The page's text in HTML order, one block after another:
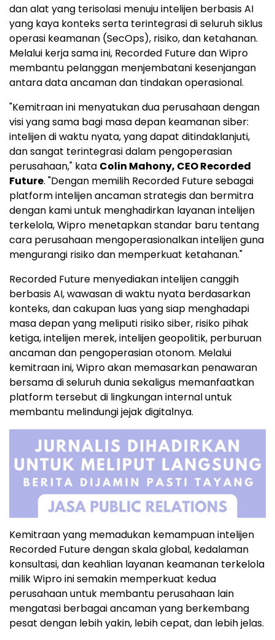
dan alat yang terisolasi menuju intelijen berbasis AI
yang kaya konteks serta terintegrasi di seluruh siklus
operasi keamanan (SecOps), risiko, dan ketahanan.
Melalui kerja sama ini, Recorded Future dan Wipro
membantu pelanggan menjembatani kesenjangan
antara data ancaman dan tindakan operasional.
"Kemitraan ini menyatukan dua perusahaan dengan
visi yang sama bagi masa depan keamanan siber:
intelijen di waktu nyata, yang dapat ditindaklanjuti,
dan sangat terintegrasi dalam pengoperasian
perusahaan," kata Colin Mahony, CEO Recorded
Future. "Dengan memilih Recorded Future sebagai
platform intelijen ancaman strategis dan bermitra
dengan kami untuk menghadirkan layanan intelijen
terkelola, Wipro menetapkan standar baru tentang
cara perusahaan mengoperasionalkan intelijen guna
mengurangi risiko dan memperkuat ketahanan."
Recorded Future menyediakan intelijen canggih
berbasis AI, wawasan di waktu nyata berdasarkan
konteks, dan cakupan luas yang siap menghadapi
masa depan yang meliputi risiko siber, risiko pihak
ketiga, intelijen merek, intelijen geopolitik, perburuan
ancaman dan pengoperasian otonom. Melalui
kemitraan ini, Wipro akan memasarkan penawaran
bersama di seluruh dunia sekaligus memanfaatkan
platform tersebut di lingkungan internal untuk
membantu melindungi jejak digitalnya.
Kemitraan yang memadukan kemampuan intelijen
Recorded Future dengan skala global, kedalaman
konsultasi, dan keahlian layanan keamanan terkelola
milik Wipro ini semakin memperkuat kedua
perusahaan untuk membantu perusahaan lain
mengatasi berbagai ancaman yang berkembang
pesat dengan lebih yakin, lebih cepat, dan lebih jelas.